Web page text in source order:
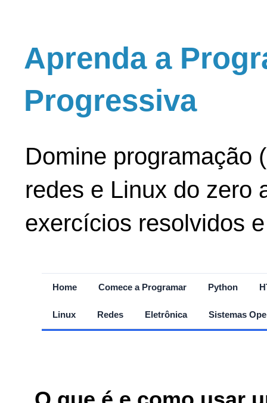
Aprenda a
Progressiva
Domine programação
redes e Linux do zero
exercícios resolvidos
Home Comece a Programar Python
Linux Redes Eletrônica Sistemas